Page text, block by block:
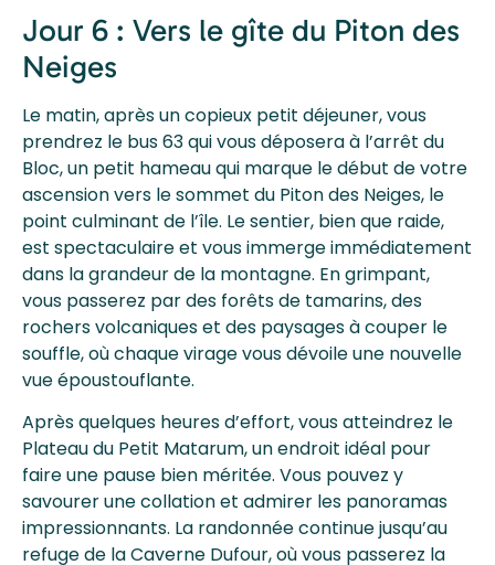
Jour 6 : Vers le gîte du Piton des
Neiges
Le matin, après un copieux petit déjeuner, vous
prendrez le bus 63 qui vous déposera à l’arrêt du
Bloc, un petit hameau qui marque le début de votre
ascension vers le sommet du Piton des Neiges, le
point culminant de l’île. Le sentier, bien que raide,
est spectaculaire et vous immerge immédiatement
dans la grandeur de la montagne. En grimpant,
vous passerez par des forêts de tamarins, des
rochers volcaniques et des paysages à couper le
souffle, où chaque virage vous dévoile une nouvelle
vue époustouflante.
Après quelques heures d’effort, vous atteindrez le
Plateau du Petit Matarum, un endroit idéal pour
faire une pause bien méritée. Vous pouvez y
savourer une collation et admirer les panoramas
impressionnants. La randonnée continue jusqu’au
refuge de la Caverne Dufour, où vous passerez la